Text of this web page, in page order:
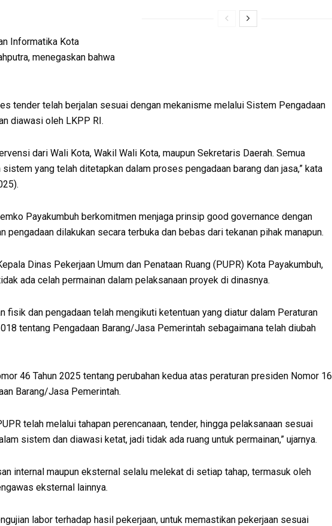
Informatika Kota
menegaskan bahwa
tender telah berjalan sesuai dengan mekanisme melalui Sistem Pengadaan
diawasi oleh LKPP RI.
dari Wali Kota, Wakil Wali Kota, maupun Sekretaris Daerah. Semua
yang telah ditetapkan dalam proses pengadaan barang dan jasa,” kata
Payakumbuh berkomitmen menjaga prinsip good governance dengan
pengadaan dilakukan secara terbuka dan bebas dari tekanan pihak manapun.
Dinas Pekerjaan Umum dan Penataan Ruang (PUPR) Kota Payakumbuh,
ada celah permainan dalam pelaksanaan proyek di dinasnya.
fisik dan pengadaan telah mengikuti ketentuan yang diatur dalam Peraturan
tentang Pengadaan Barang/Jasa Pemerintah sebagaimana telah diubah
46 Tahun 2025 tentang perubahan kedua atas peraturan presiden Nomor 16
Barang/Jasa Pemerintah.
telah melalui tahapan perencanaan, tender, hingga pelaksanaan sesuai
sistem dan diawasi ketat, jadi tidak ada ruang untuk permainan,” ujarnya.
internal maupun eksternal selalu melekat di setiap tahap, termasuk oleh
eksternal lainnya.
labor terhadap hasil pekerjaan, untuk memastikan pekerjaan sesuai